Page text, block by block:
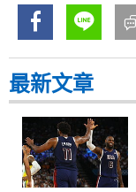
最新文章